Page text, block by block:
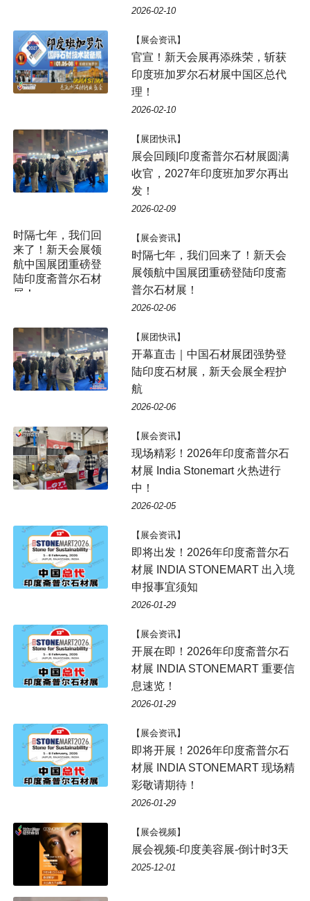
2026-02-10
【展会资讯】
官宣！新天会展再添殊荣，斩获
印度班加罗尔石材展中国区总代
理！
2026-02-10
【展团快讯】
展会回顾|印度斋普尔石材展圆满
收官，2027年印度班加罗尔再出
发！
2026-02-09
【展会资讯】
时隔七年，我们回来了！新天会
展领航中国展团重磅登陆印度斋
普尔石材展！
2026-02-06
【展团快讯】
开幕直击｜中国石材展团强势登
陆印度石材展，新天会展全程护
航
2026-02-06
【展会资讯】
现场精彩！2026年印度斋普尔石
材展 India Stonemart 火热进行
中！
2026-02-05
【展会资讯】
即将出发！2026年印度斋普尔石
材展 INDIA STONEMART 出入境
申报事宜须知
2026-01-29
【展会资讯】
开展在即！2026年印度斋普尔石
材展 INDIA STONEMART 重要信
息速览！
2026-01-29
【展会资讯】
即将开展！2026年印度斋普尔石
材展 INDIA STONEMART 现场精
彩敬请期待！
2026-01-29
【展会视频】
展会视频-印度美容展-倒计时3天
2025-12-01